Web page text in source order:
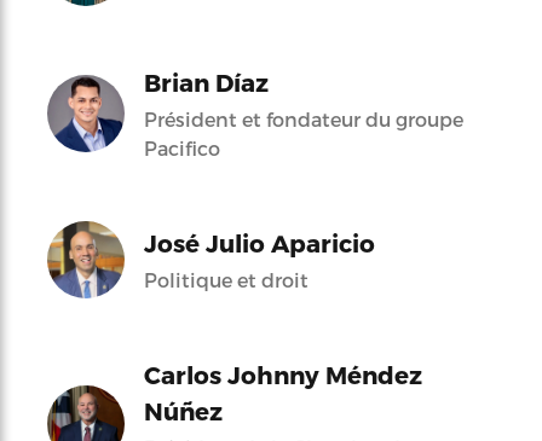
Brian Díaz
Président et fondateur du groupe
Pacifico
José Julio Aparicio
Politique et droit
Carlos Johnny Méndez
Núñez